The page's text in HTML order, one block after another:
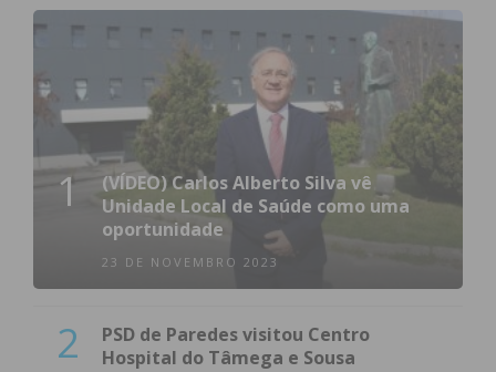
1
(VÍDEO) Carlos Alberto Silva vê
Unidade Local de Saúde como uma
oportunidade
23 DE NOVEMBRO 2023
2
PSD de Paredes visitou Centro
Hospital do Tâmega e Sousa